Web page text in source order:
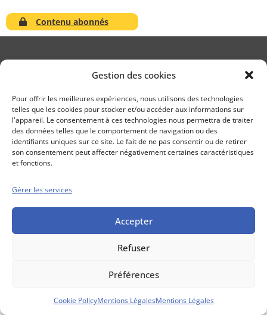
Gestion des cookies
Pour offrir les meilleures expériences, nous utilisons des technologies
telles que les cookies pour stocker et/ou accéder aux informations sur
l'appareil. Le consentement à ces technologies nous permettra de traiter
des données telles que le comportement de navigation ou des
identifiants uniques sur ce site. Le fait de ne pas consentir ou de retirer
son consentement peut affecter négativement certaines caractéristiques
et fonctions.
Gérer les services
Accepter
Refuser
Préférences
Cookie PolicyMentions LégalesMentions Légales
Contenu abonnés
Conseils boursiers depuis 1952
Propos Utiles est
une publication
des Editions
Marigny
Mentions Légales
Politique cookie